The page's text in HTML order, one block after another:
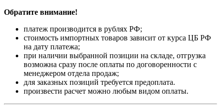
Обратите внимание!
платеж производится в рублях РФ;
стоимость импортных товаров зависит от курса ЦБ РФ
на дату платежа;
при наличии выбранной позиции на складе, отгрузка
возможна сразу после оплаты по договоренности с
менеджером отдела продаж;
для заказных позиций требуется предоплата.
произвести расчет можно любым видом оплаты.